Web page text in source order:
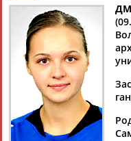
Найдено: 2персоны
ДМИТРИЕВА
Дарья
Гандбол